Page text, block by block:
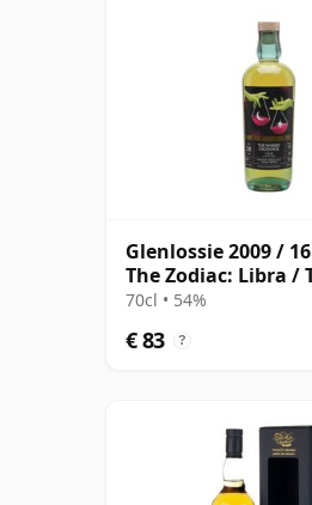
Glenlossie 2009 /
The Zodiac: Libra /
Whisky Exchange
70cl • 54%
€ 83 ?